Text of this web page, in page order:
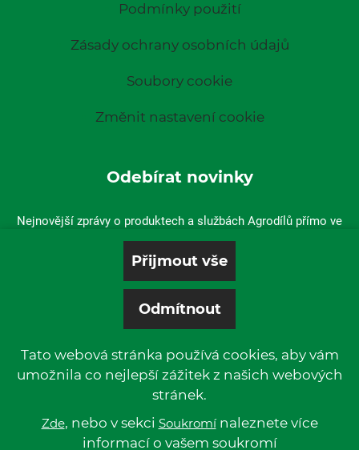
Podmínky použití
Zásady ochrany osobních údajů
Soubory cookie
Změnit nastavení cookie
Odebírat novinky
Nejnovější zprávy o produktech a službách Agrodílů přímo ve
vaší doručené poště.
© 2019 P & L, spol. s r. o. | All rights reserved.
Powered byKentico
Tato webová stránka používá cookies, aby vám
umožnila co nejlepší zážitek z našich webových
stránek.
Zde, nebo v sekci Soukromínaleznete více
informací o vašem soukromí